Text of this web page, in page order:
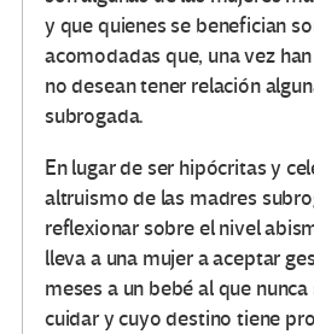
y que quienes se benefician
acomodadas que, una vez
no desean tener relación
subrogada.
En lugar de ser hipócritas y
altruismo de las madres
reflexionar sobre el nivel
lleva a una mujer a aceptar
meses a un bebé al que
cuidar y cuyo destino tiene